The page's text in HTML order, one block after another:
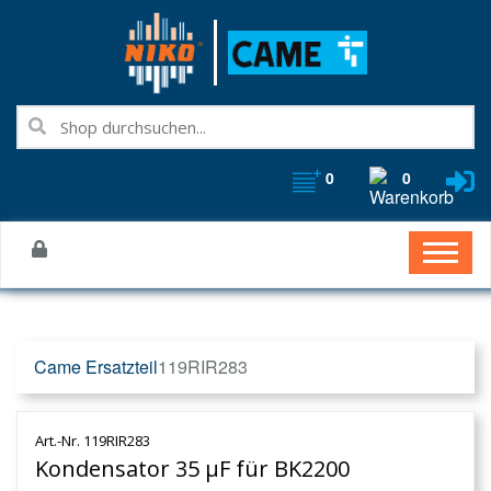
0 0
Came Ersatzteil119RIR283
Art.-Nr. 119RIR283
Kondensator 35 µF für BK2200